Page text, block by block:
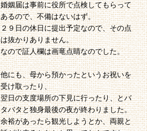
婚姻届は事前に役所で点検してもらって
あるので、不備はないはず。
２９日の休日に提出予定なので、その点
は抜かりありません。
なので証人欄は画竜点睛なのでした。
他にも、母から預かったというお祝いを
受け取ったり、
翌日の支度場所の下見に行ったり、とバ
タバタと独身最後の夜が終わりました。
余裕があったら観光しようとか、両親と